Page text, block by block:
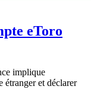
eToro
implique
étranger et déclarer